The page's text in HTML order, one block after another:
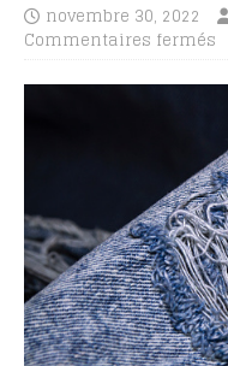
novembre 30, 2022
Commentaires fermés